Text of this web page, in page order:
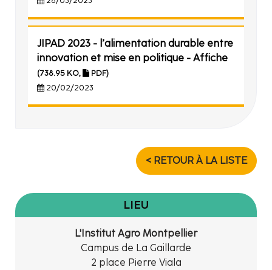
JIPAD 2023 - l’alimentation durable entre
innovation et mise en politique - Affiche
(738.95 KO,
PDF)
20/02/2023
< RETOUR À LA LISTE
LIEU
L'Institut Agro Montpellier
Campus de La Gaillarde
2 place Pierre Viala